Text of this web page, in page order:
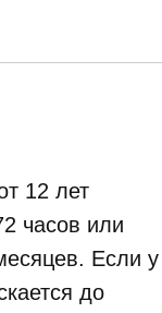
12 лет
часов или
Если у
до